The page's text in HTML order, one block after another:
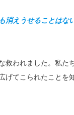
えうせることはない
救われました。私た
げてこられたことを